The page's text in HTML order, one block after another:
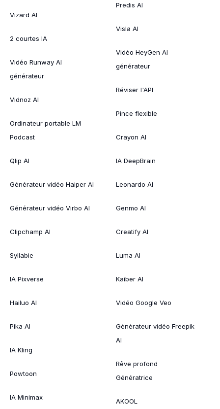
Vizard AI
2 courtes IA
Vidéo Runway AI
générateur
Vidnoz AI
Ordinateur portable LM
Podcast
Qlip AI
Générateur vidéo Haiper AI
Générateur vidéo Virbo AI
Clipchamp AI
Syllabie
IA Pixverse
Hailuo AI
Pika AI
IA Kling
Powtoon
IA Minimax
Predis AI
Visla AI
Vidéo HeyGen AI
générateur
Réviser l'API
Pince flexible
Crayon AI
IA DeepBrain
Leonardo AI
Genmo AI
Creatify AI
Luma AI
Kaiber AI
Vidéo Google Veo
Générateur vidéo Freepik
AI
Rêve profond
Génératrice
AKOOL